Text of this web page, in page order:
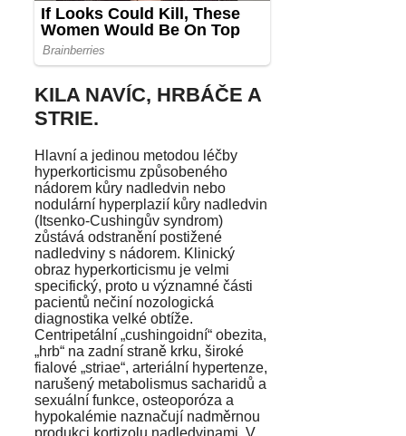
KILA NAVÍC, HRBÁČE A
STRIE.
Hlavní a jedinou metodou léčby
hyperkorticismu způsobeného
nádorem kůry nadledvin nebo
nodulární hyperplazií kůry nadledvin
(Itsenko-Cushingův syndrom)
zůstává odstranění postižené
nadledviny s nádorem. Klinický
obraz hyperkorticismu je velmi
specifický, proto u významné části
pacientů nečiní nozologická
diagnostika velké obtíže.
Centripetální „cushingoidní“ obezita,
„hrb“ na zadní straně krku, široké
fialové „striae“, arteriální hypertenze,
narušený metabolismus sacharidů a
sexuální funkce, osteoporóza a
hypokalémie naznačují nadměrnou
produkci kortizolu nadledvinami. V